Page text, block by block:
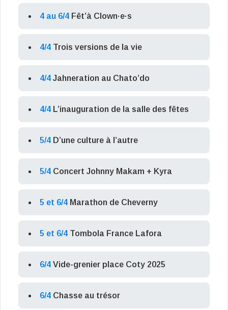
4 au 6/4 Fêt’à Clown·e·s
4/4 Trois versions de la vie
4/4 Jahneration au Chato’do
4/4 L’inauguration de la salle des fêtes
5/4 D’une culture à l’autre
5/4 Concert Johnny Makam + Kyra
5 et 6/4 Marathon de Cheverny
5 et 6/4 Tombola France Lafora
6/4 Vide-grenier place Coty 2025
6/4 Chasse au trésor